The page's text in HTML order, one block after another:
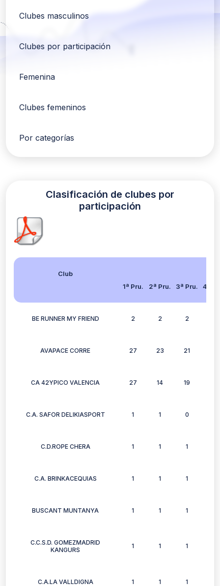
Clubes masculinos
Clubes por participación
Femenina
Clubes femeninos
Por categorías
Clasificación de clubes por
participación
Club
1ª Pru.
2ª Pru. 3ª Pru. 4ª
BE RUNNER MY FRIEND 2 2 2
AVAPACE CORRE 27 23 21
CA 42YPICO VALENCIA 27 14 19
C.A. SAFOR DELIKIASPORT 1 1 0
C.D.ROPE CHERA 1 1 1
C.A. BRINKACEQUIAS 1 1 1
BUSCANT MUNTANYA 1 1 1
C.C.S.D. GOMEZMADRID
KANGURS
1 1 1
C.A.LA VALLDIGNA 1 1 1